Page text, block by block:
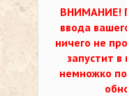
ВНИМАНИЕ!
ввода
ничего не
запустит
немножко